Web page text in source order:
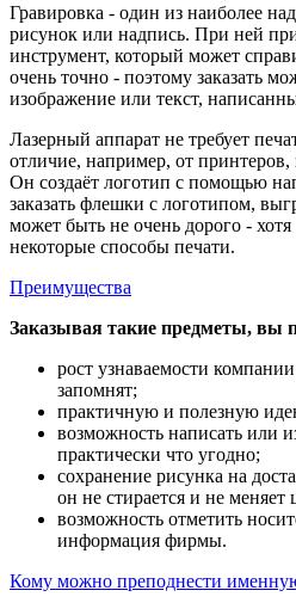
Гравировка - один из наиболее
рисунок или надпись. При ней
инструмент, который может
очень точно - поэтому заказать
изображение или текст,
Лазерный аппарат не требует
отличие, например, от
Он создаёт логотип с помощью
заказать флешки с логотипом,
может быть не очень дорого -
некоторые способы печати.
Преимущества
Заказывая такие предметы, вы
рост узнаваемости
запомнят;
практичную и полезную
возможность написать или
практически что угодно;
сохранение рисунка на
он не стирается и не меняет
возможность отметить
информация фирмы.
Кому можно преподнести